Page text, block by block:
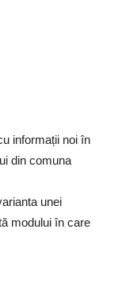
informații noi în
din comuna
unei
modului în care